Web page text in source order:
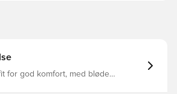
for god komfort, med bløde